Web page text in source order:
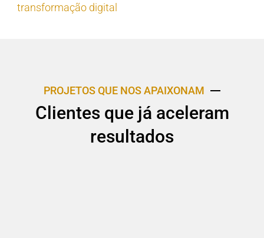
transformação digital
PROJETOS QUE NOS APAIXONAM
Clientes que já aceleram
resultados